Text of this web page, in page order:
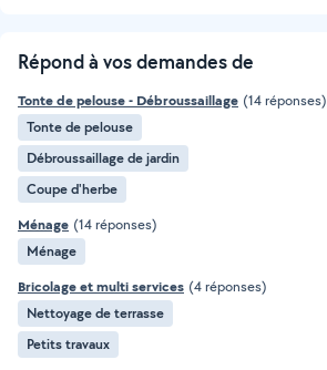
Répond à vos demandes de
Tonte de pelouse - Débroussaillage (14 réponses)
Tonte de pelouse
Débroussaillage de jardin
Coupe d'herbe
Ménage (14 réponses)
Ménage
Bricolage et multi services (4 réponses)
Nettoyage de terrasse
Petits travaux